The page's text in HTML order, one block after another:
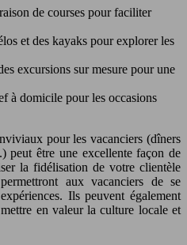
de courses pour faciliter
et des kayaks pour explorer les
excursions sur mesure pour une
à domicile pour les occasions
pour les vacanciers (dîners
peut être une excellente façon de
la fidélisation de votre clientèle
aux vacanciers de se
Ils peuvent également
en valeur la culture locale et